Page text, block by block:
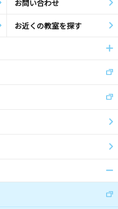
お問い合わせ
お近くの教室を探す